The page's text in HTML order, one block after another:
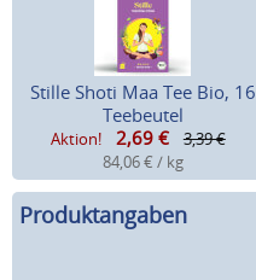
Stille Shoti Maa Tee Bio, 16
Teebeutel
Aktion! 2,69 €
3,39 €
84,06 € / kg
Produktangaben